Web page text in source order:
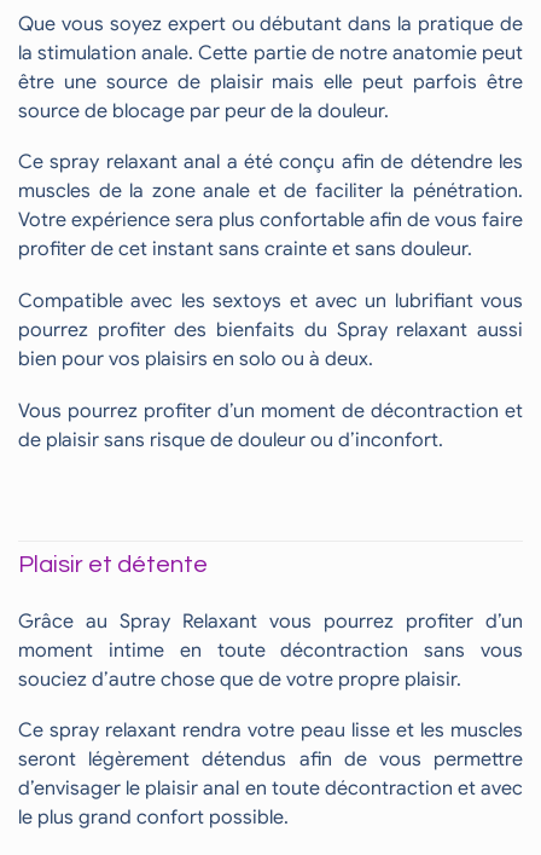
Que vous soyez expert ou débutant dans la pratique de
la stimulation anale. Cette partie de notre anatomie peut
être une source de plaisir mais elle peut parfois être
source de blocage par peur de la douleur.
Ce spray relaxant anal a été conçu afin de détendre les
muscles de la zone anale et de faciliter la pénétration.
Votre expérience sera plus confortable afin de vous faire
profiter de cet instant sans crainte et sans douleur.
Compatible avec les sextoys et avec un lubrifiant vous
pourrez profiter des bienfaits du Spray relaxant aussi
bien pour vos plaisirs en solo ou à deux.
Vous pourrez profiter d’un moment de décontraction et
de plaisir sans risque de douleur ou d’inconfort.
Plaisir et détente
Grâce au Spray Relaxant vous pourrez profiter d’un
moment intime en toute décontraction sans vous
souciez d’autre chose que de votre propre plaisir.
Ce spray relaxant rendra votre peau lisse et les muscles
seront légèrement détendus afin de vous permettre
d’envisager le plaisir anal en toute décontraction et avec
le plus grand confort possible.